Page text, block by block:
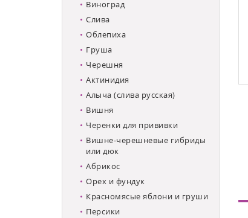
Виноград
Слива
Облепиха
Груша
Черешня
Актинидия
Алыча (слива русская)
Вишня
Черенки для прививки
Вишне-черешневые гибриды
или дюк
Абрикос
Орех и фундук
Красномясые яблони и груши
Персики